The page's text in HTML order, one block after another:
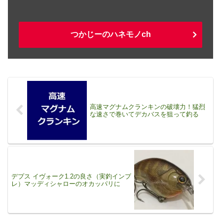
つかじーのハネモノch
高速マグナムクランキンの破壊力！猛烈
な速さで巻いてデカバスを狙って釣る
デプス イヴォーク1.2の良さ（実釣インプ
レ）マッディシャローのオカッパリに